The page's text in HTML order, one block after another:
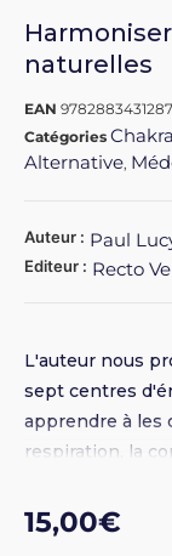
naturelles
EAN 9782883431287
Catégories
Alternative,
Auteur : Paul
Editeur : Recto
L'auteur nous
sept centres
apprendre à les
respiration, la
physique pour
naturelles.
15,00€